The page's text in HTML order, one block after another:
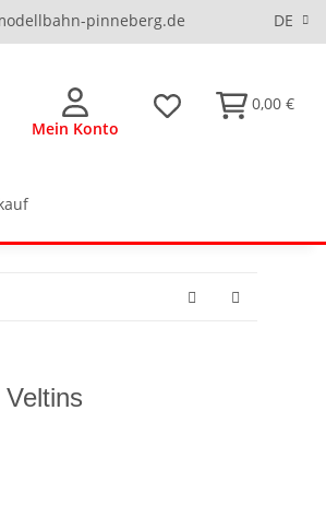
DE
pinneberg.de
Mein Konto
0,00 €